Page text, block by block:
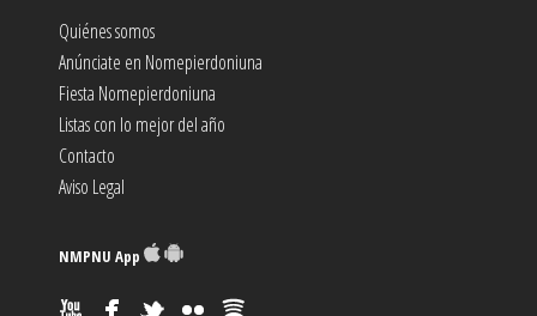
Quiénes somos
Anúnciate en Nomepierdoniuna
Fiesta Nomepierdoniuna
Listas con lo mejor del año
Contacto
Aviso Legal
NMPNU App